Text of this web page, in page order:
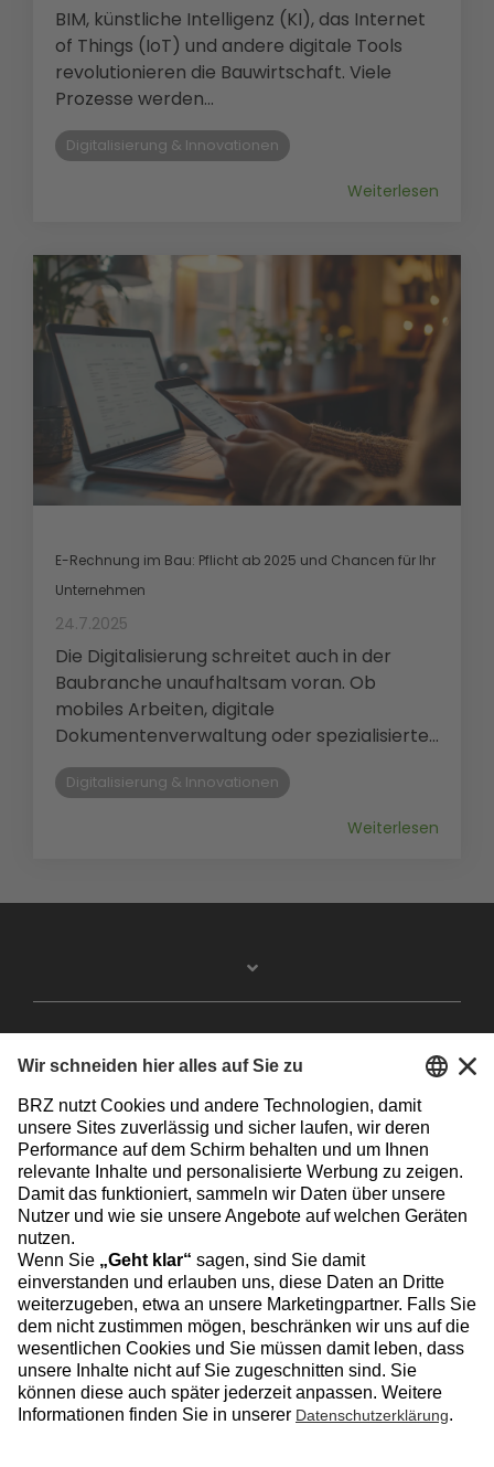
BIM, künstliche Intelligenz (KI), das Internet
of Things (IoT) und andere digitale Tools
revolutionieren die Bauwirtschaft. Viele
Prozesse werden...
Digitalisierung & Innovationen
Weiterlesen
E-Rechnung im Bau: Pflicht ab 2025 und Chancen für Ihr
Unternehmen
24.7.2025
Die Digitalisierung schreitet auch in der
Baubranche unaufhaltsam voran. Ob
mobiles Arbeiten, digitale
Dokumentenverwaltung oder spezialisierte...
Digitalisierung & Innovationen
Weiterlesen
FacebookInstagramLinkedinYouTube